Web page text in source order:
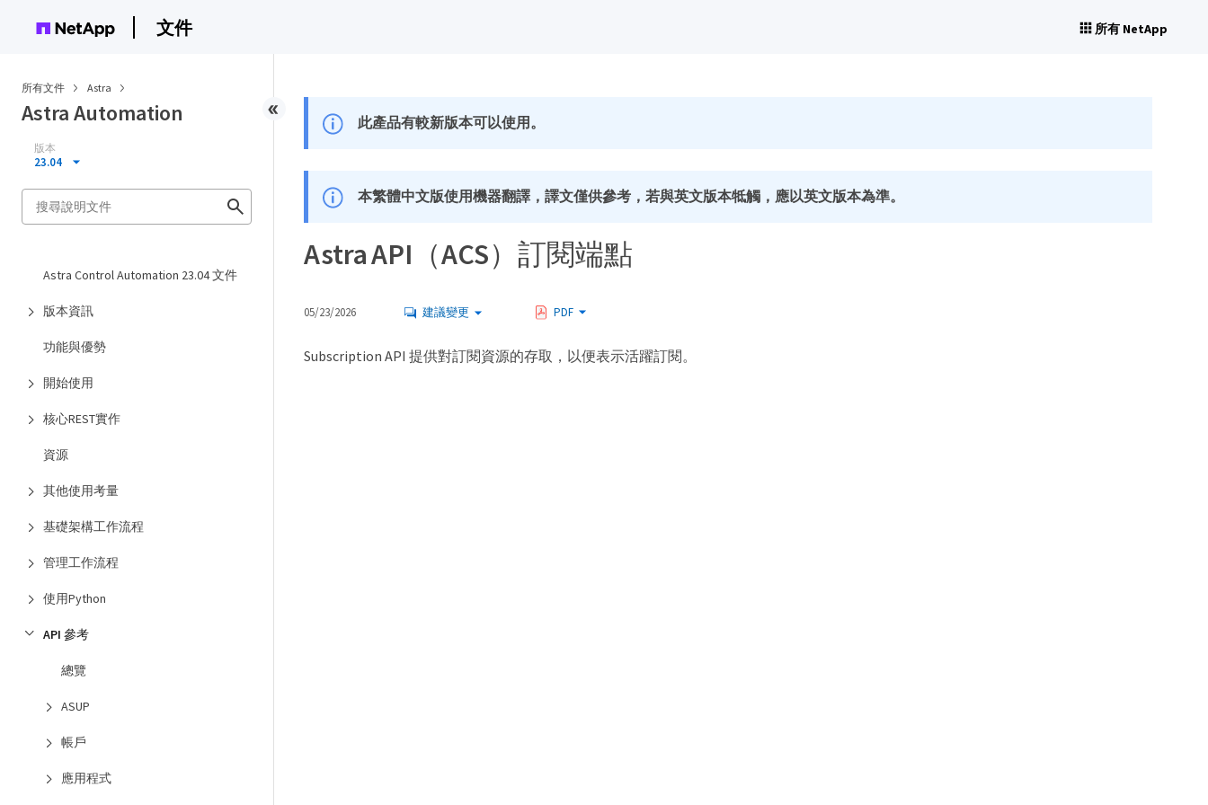
文件 所有 NetApp
所有文件 Astra
Astra Automation
版本
23.04
Astra Control Automation 23.04 文件
版本資訊
功能與優勢
開始使用
核心REST實作
資源
其他使用考量
基礎架構工作流程
管理工作流程
使用Python
API 參考
總覽
ASUP
帳戶
應用程式
此產品有較新版本可以使用。
本繁體中文版使用機器翻譯，譯文僅供參考，若與英文版本牴觸，應以英文版本為準。
Astra API（ACS）訂閱端點
05/23/2026 建議變更 PDF
Subscription API 提供對訂閱資源的存取，以便表示活躍訂閱。